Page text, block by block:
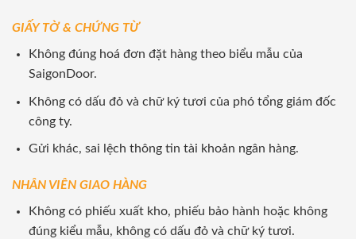
GIẤY TỜ & CHỨNG TỪ
Không đúng hoá đơn đặt hàng theo biểu mẫu của
SaigonDoor.
Không có dấu đỏ và chữ ký tươi của phó tổng giám đốc
công ty.
Gửi khác, sai lệch thông tin tài khoản ngân hàng.
NHÂN VIÊN GIAO HÀNG
Không có phiếu xuất kho, phiếu bảo hành hoặc không
đúng kiểu mẫu, không có dấu đỏ và chữ ký tươi.